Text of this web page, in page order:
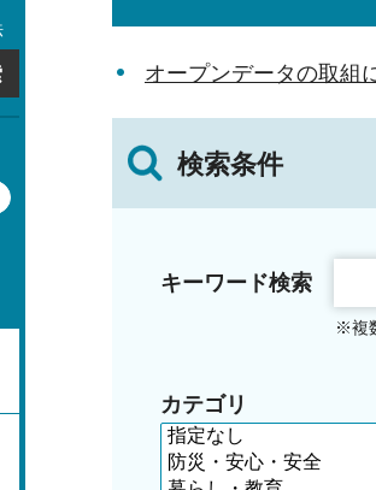
オープンデータの取組
検索条件
キーワード検索
※複
カテゴリ